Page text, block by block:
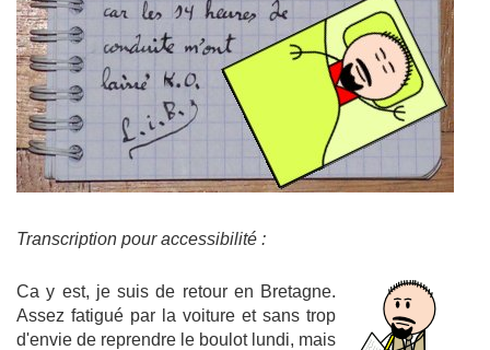
Transcription pour accessibilité :
Ca y est, je suis de retour en Bretagne.
Assez fatigué par la voiture et sans trop
d'envie de reprendre le boulot lundi, mais